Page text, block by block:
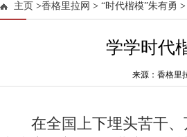
最美新时代革命军人
涉历史虚无主义有害信息举报专区 党
创建生态文
学习贯彻党的十九届四中全会精神 “不
主页 >香格里拉网 > “时代楷模”朱有勇
学学时代
来源：香格里
在全国上下埋头苦干、